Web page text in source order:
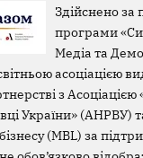
Здійснено за
програми
Медіа та
асоціацією
з
України» (АНРВУ)
(MBL) за